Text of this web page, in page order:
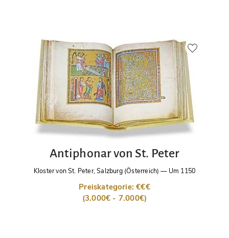
Antiphonar von St. Peter
Kloster von St. Peter, Salzburg (Österreich) — Um 1150
Preiskategorie: €€€
(3.000€ - 7.000€)